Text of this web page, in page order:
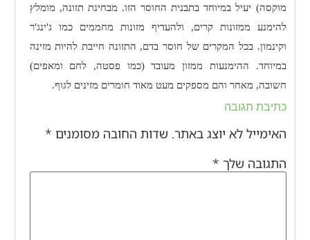
מוקסה) יעיל במיוחד בתבנית החוסר הזו. מבחינת תזונה, מומלץ
להימנע ממזונות קרים, ולהעדיף מזונות מחממים כמו ג'ינג'ר
וקינמון. בכל המקרים של חוסר בדם, התזונה חייבת להיות מזינה
במיוחד. ההימנעות ממזון מעובד (כמו פסטה, לחם ומאפים)
חשובה, מאחר והם מספקים מעט מאוד חומרים מזינים לגוף.
כתיבת תגובה
האימייל לא יוצג באתר. שדות החובה מסומנים *
התגובה שלך *